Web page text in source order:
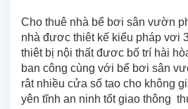
Cho thuê nhà bể bơi sân vườn
nhà đươc thiêt kế kiểu pháp vơi
thiêt bị nội thất đươc bố trí hài
ban công cùng với bể bơi sân
rât nhiều cửa sổ tao cho không
yên tĩnh an ninh tốt giao thông